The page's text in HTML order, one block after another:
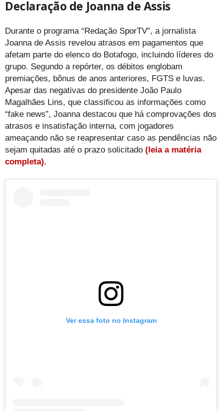
Declaração de Joanna de Assis
Durante o programa “Redação SporTV”, a jornalista
Joanna de Assis revelou atrasos em pagamentos que
afetam parte do elenco do Botafogo, incluindo líderes do
grupo. Segundo a repórter, os débitos englobam
premiações, bônus de anos anteriores, FGTS e luvas.
Apesar das negativas do presidente João Paulo
Magalhães Lins, que classificou as informações como
“fake news”, Joanna destacou que há comprovações dos
atrasos e insatisfação interna, com jogadores
ameaçando não se reapresentar caso as pendências não
sejam quitadas até o prazo solicitado (leia a matéria
completa).
Ver essa foto no Instagram